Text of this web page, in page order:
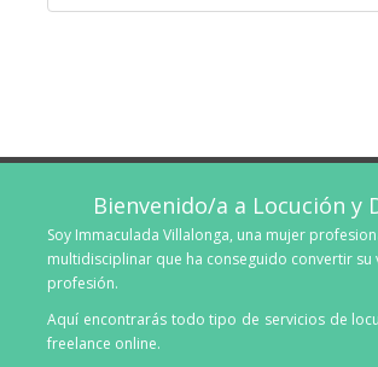
Bienvenido/a a Locución y
Soy Immaculada Villalonga, una mujer
multidisciplinar que ha conseguido convertir su
profesión.
Aquí encontrarás todo tipo de servicios de
freelance online.